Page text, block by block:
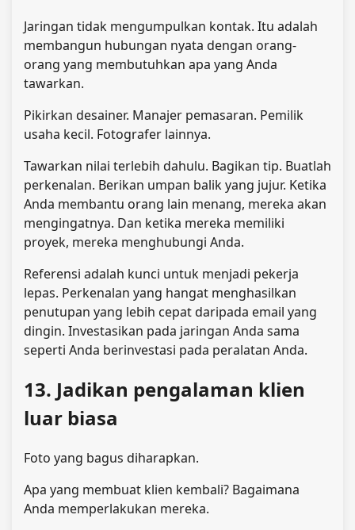
Jaringan tidak mengumpulkan kontak. Itu adalah
membangun hubungan nyata dengan orang-
orang yang membutuhkan apa yang Anda
tawarkan.
Pikirkan desainer. Manajer pemasaran. Pemilik
usaha kecil. Fotografer lainnya.
Tawarkan nilai terlebih dahulu. Bagikan tip. Buatlah
perkenalan. Berikan umpan balik yang jujur. Ketika
Anda membantu orang lain menang, mereka akan
mengingatnya. Dan ketika mereka memiliki
proyek, mereka menghubungi Anda.
Referensi adalah kunci untuk menjadi pekerja
lepas. Perkenalan yang hangat menghasilkan
penutupan yang lebih cepat daripada email yang
dingin. Investasikan pada jaringan Anda sama
seperti Anda berinvestasi pada peralatan Anda.
13. Jadikan pengalaman klien
luar biasa
Foto yang bagus diharapkan.
Apa yang membuat klien kembali? Bagaimana
Anda memperlakukan mereka.